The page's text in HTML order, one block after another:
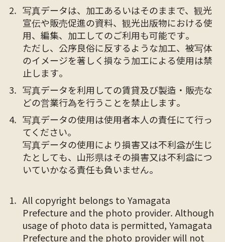
写真データは、加工あるいはそのままで、観光
宣伝や販売促進の資料、観光出版物における使
用、編集、加工してのご利用も可能です。
ただし、公序良俗に反するような加工、被写体
のイメージを著しく損なう加工による使用は禁
止します。
写真データを利用しての賃貸及び製造・販売な
どの営業行為を行うことを禁止します。
写真データの使用は使用者本人の責任にて行っ
てください。
写真データの使用により損害又は不利益が生じ
たとしても、山形県はその損害又は不利益につ
いていかなる責任も負いません。
All copyright belongs to Yamagata
Prefecture and the photo provider. Although
usage of photo data is permitted, Yamagata
Prefecture and the photo provider will not